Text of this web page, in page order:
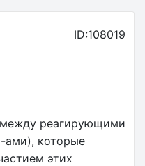
ID:108019
между реагирующими
ами), которые
этих